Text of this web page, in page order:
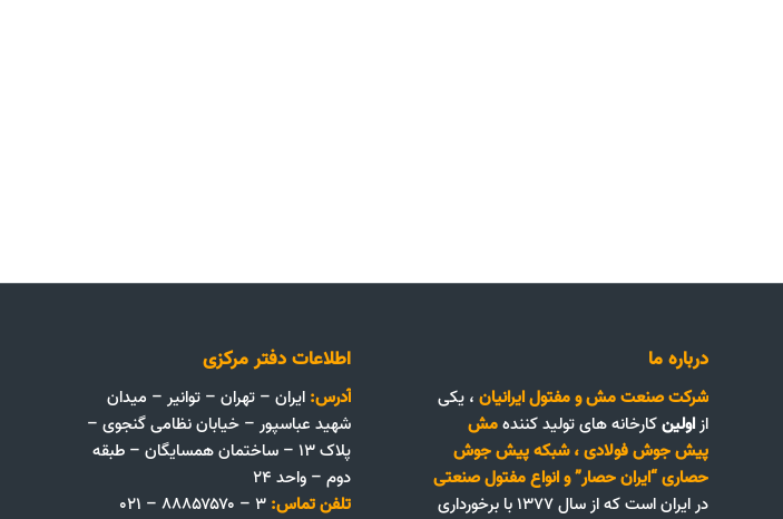
درباره ما
شرکت صنعت مش و مفتول ایرانیان ، یکی
از اولینکارخانه های تولید کنندهمش
پیش جوش فولادی،شبکه پیش جوش
حصاری “ایران حصار”وانواع مفتول صنعتی
در ایران است که از سال ۱۳۷۷ با برخورداری
اطلاعات دفتر مرکزی
آدرس: ایران – تهران – توانیر – میدان
شهید عباسپور – خیابان نظامی گنجوی –
پلاک ۱۳ – ساختمان همسایگان – طبقه
دوم – واحد ۲۴
تلفن تماس: